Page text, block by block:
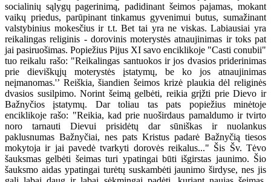
socialinių sąlygų pagerinimą, padidinant šeimos pajamas, mokant
vaikų priedus, parūpinant tinkamus gyvenimui butus, sumažinant
valstybinius mokesčius ir t.t. Bet tai yra ne viskas. Labiausiai yra
reikalingas religinis - dorovinis moterystės atnaujinimas ir toks pat
jai pasiruošimas. Popiežius Pijus XI savo enciklikoje "Casti conubii"
tuo reikalu rašo: "Reikalingas santuokos ir jos dvasios priderinimas
prie dieviškųjų moterystės įstatymų, be ko jos atnaujinimas
neįmanomas.'’ Reiškia, šiandien šeimos krizė plaukia dėl religinės
dvasios susilpimo. Norint šeimą gelbėti, reikia grįžti prie Dievo ir
Bažnyčios įstatymų. Dar toliau tas pats popiežius minėtoje
enciklikoje rašo: "Reikia, kad prie nuoširdaus pamaldumo ir tvirto
noro tarnauti Dievui prisidėtų dar sūniškas ir nuolankus
paklusnumas Bažnyčiai, nes pats Kristus padarė Bažnyčią tiesos
mokytoja ir jai pavedė tvarkyti dorovės reikalus..." Šis Šv. Tėvo
šauksmas gelbėti šeimas turi ypatingai būti išgirstas jaunimo. Šio
šauksmo aidas ypatingai turėtų suskambėti jaunimo širdyse, nes jis